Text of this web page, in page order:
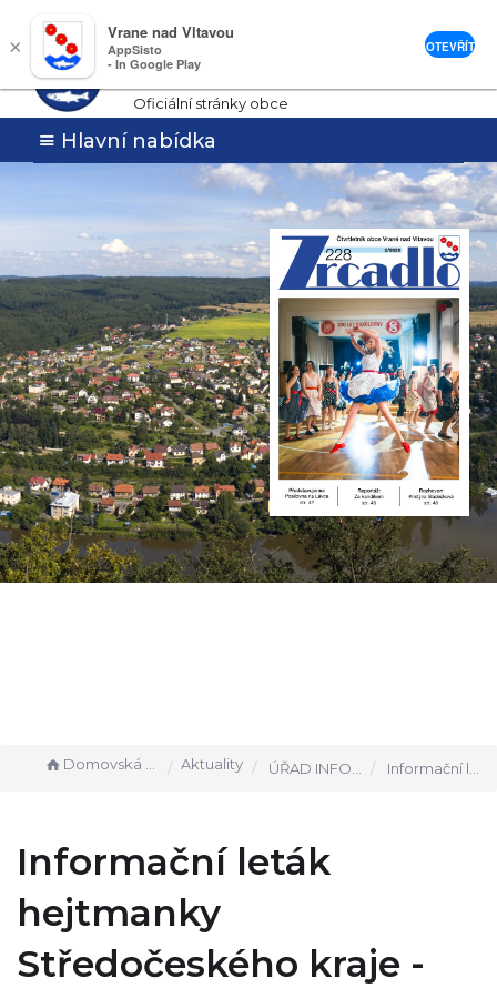
×
Vrane nad Vltavou
AppSisto
- In Google Play
OTEVŘÍT
Vrané nad
Vltavou
Oficiální stránky obce
Hlavní nabídka
Domovská stránka Aktuality ÚŘAD INFORMUJE Informační leták hejtmanky Středočeského kraje - změny platné od 10.5.2021
Informační leták
hejtmanky
Středočeského kraje -